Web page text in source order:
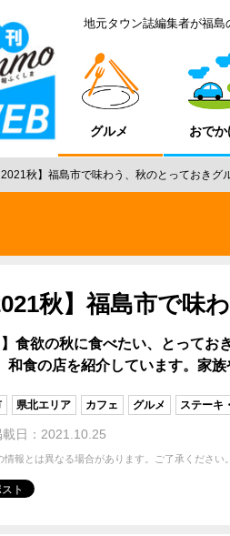
地元タウン誌編集者が福島
グルメ おでか
2021秋】福島市で味わう、秋のとっておきグ
秋】福島市で味
】食欲の秋に食べたい、とって
和食の店を紹介しています。家
県北エリア カフェ グルメ ステーキ
載日：2021.10.25
報とは異なる場合があります。ご了承ください。